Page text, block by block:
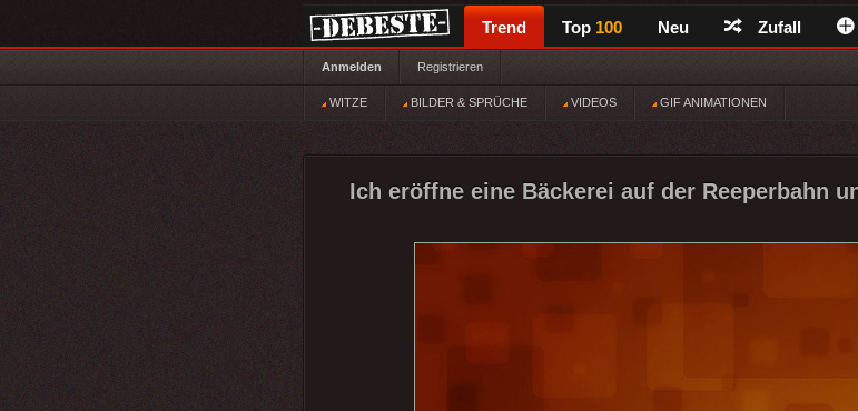
Trend Top 100 Neu Zufall
Anmelden Registrieren
WITZE BILDER & SPRÜCHE VIDEOS GIF ANIMATIONEN
Ich eröffne eine Bäckerei auf der Reeperbahn